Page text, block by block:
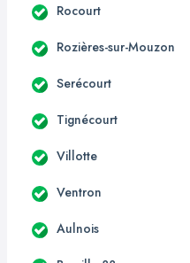
Rocourt
Rozières-sur-Mouzon
Serécourt
Tignécourt
Villotte
Ventron
Aulnois